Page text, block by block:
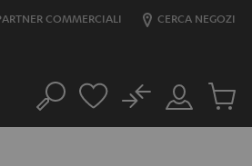
COMMERCIALI CERCA NEGOZI
Cerca
Il
mio
No
Prodotti